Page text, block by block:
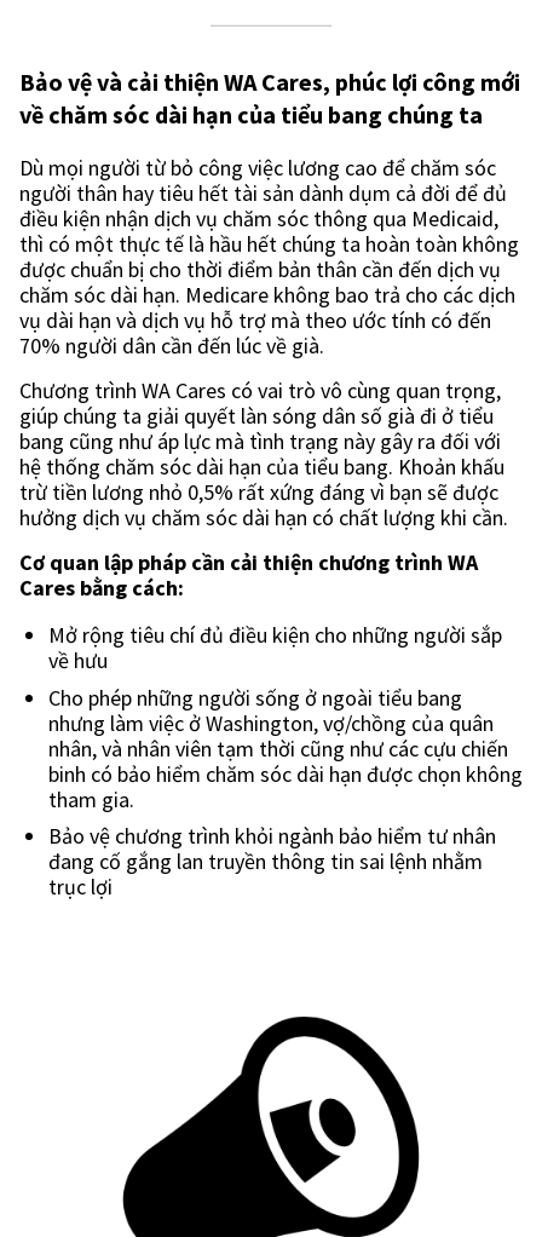
Bảo vệ và cải thiện WA Cares, phúc lợi công mới
về chăm sóc dài hạn của tiểu bang chúng ta
Dù mọi người từ bỏ công việc lương cao để chăm sóc
người thân hay tiêu hết tài sản dành dụm cả đời để đủ
điều kiện nhận dịch vụ chăm sóc thông qua Medicaid,
thì có một thực tế là hầu hết chúng ta hoàn toàn không
được chuẩn bị cho thời điểm bản thân cần đến dịch vụ
chăm sóc dài hạn. Medicare không bao trả cho các dịch
vụ dài hạn và dịch vụ hỗ trợ mà theo ước tính có đến
70% người dân cần đến lúc về già.
Chương trình WA Cares có vai trò vô cùng quan trọng,
giúp chúng ta giải quyết làn sóng dân số già đi ở tiểu
bang cũng như áp lực mà tình trạng này gây ra đối với
hệ thống chăm sóc dài hạn của tiểu bang. Khoản khấu
trừ tiền lương nhỏ 0,5% rất xứng đáng vì bạn sẽ được
hưởng dịch vụ chăm sóc dài hạn có chất lượng khi cần.
Cơ quan lập pháp cần cải thiện chương trình WA
Cares bằng cách:
Mở rộng tiêu chí đủ điều kiện cho những người sắp
về hưu
Cho phép những người sống ở ngoài tiểu bang
nhưng làm việc ở Washington, vợ/chồng của quân
nhân, và nhân viên tạm thời cũng như các cựu chiến
binh có bảo hiểm chăm sóc dài hạn được chọn không
tham gia.
Bảo vệ chương trình khỏi ngành bảo hiểm tư nhân
đang cố gắng lan truyền thông tin sai lệnh nhằm
trục lợi